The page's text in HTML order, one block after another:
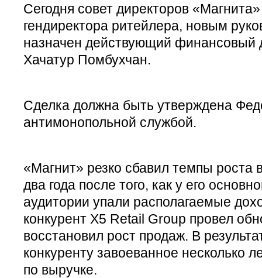
Сегодня совет директоров
гендиректора ритейлера, новым
назначен действующий финансовый
Хачатур Помбухчан.
Сделка должна быть утверждена
антимонопольной службой.
«Магнит» резко сбавил темпы роста
два года после того, как у его
аудитории упали располагаемые
конкурент X5 Retail Group провел
восстановил рост продаж. В
конкуренту завоеванное несколько
по выручке.